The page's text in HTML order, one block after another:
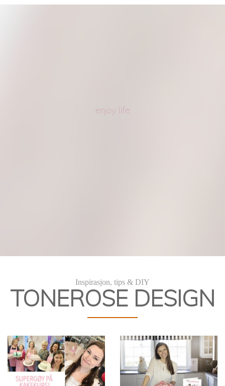
enjoy life
Inspirasjon, tips & DIY
TONEROSE DESIGN